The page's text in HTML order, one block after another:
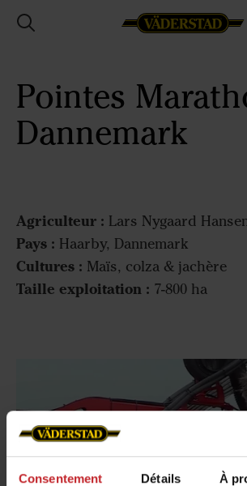
Consentement Détails À
Pointes
Dannemark
Agriculteur : Lars Nygaard
Pays : Haarby, Dannemark
Cultures : Maïs, colza & jachère
Taille exploitation : 7-800 ha